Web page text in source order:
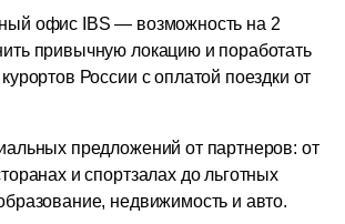
офис IBS — возможность на 2
привычную локацию и поработать
России с оплатой поездки от
предложений от партнеров: от
и спортзалах до льготных
недвижимость и авто.